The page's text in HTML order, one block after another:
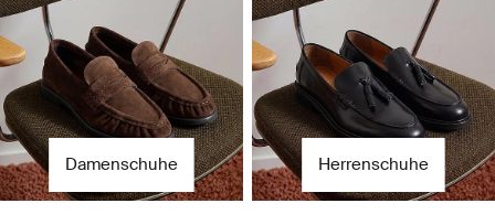
Damenschuhe Herrenschuhe